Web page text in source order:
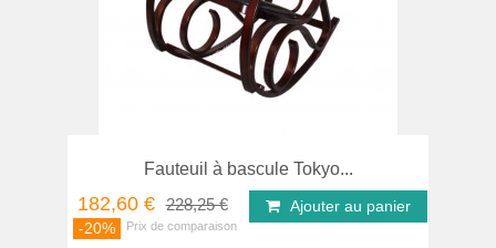
Fauteuil à bascule Tokyo...
182,60 € 228,25 €
-20%
Ajouter au panier